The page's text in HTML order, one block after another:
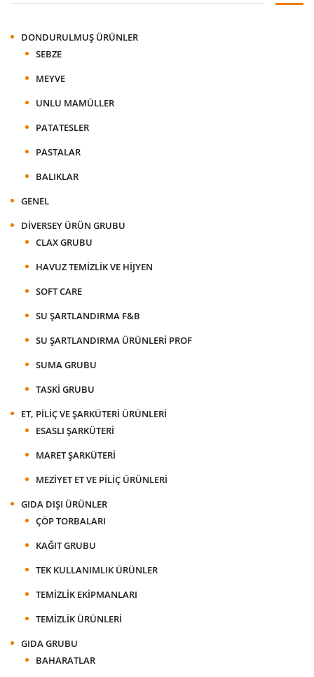
DONDURULMUŞ ÜRÜNLER
SEBZE
MEYVE
UNLU MAMÜLLER
PATATESLER
PASTALAR
BALIKLAR
GENEL
DIVERSEY ÜRÜN GRUBU
CLAX GRUBU
HAVUZ TEMIZLIK VE HIJYEN
SOFT CARE
SU ŞARTLANDIRMA F&B
SU ŞARTLANDIRMA ÜRÜNLERI PROF
SUMA GRUBU
TASKI GRUBU
ET, PILIÇ VE ŞARKÜTERI ÜRÜNLERI
ESASLI ŞARKÜTERI
MARET ŞARKÜTERI
MEZIYET ET VE PILIÇ ÜRÜNLERI
GIDA DIŞI ÜRÜNLER
ÇÖP TORBALARI
KAĞIT GRUBU
TEK KULLANIMLIK ÜRÜNLER
TEMIZLIK EKIPMANLARI
TEMIZLIK ÜRÜNLERI
GIDA GRUBU
BAHARATLAR